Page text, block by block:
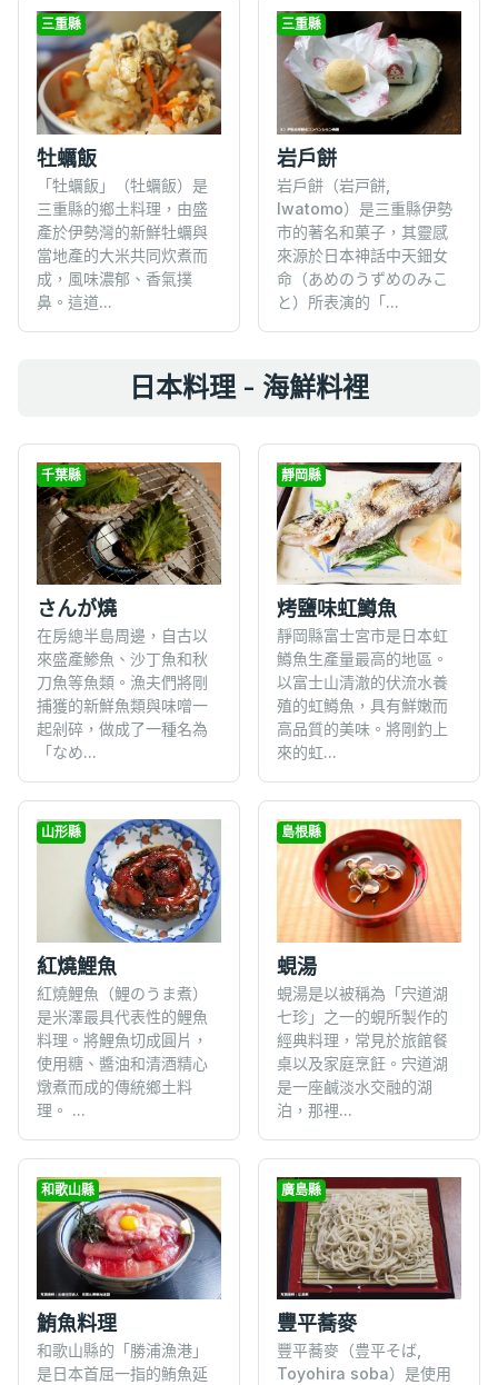
三重縣
牡蠣飯
「牡蠣飯」（牡蠣飯）是
三重縣的鄉土料理，由盛
產於伊勢灣的新鮮牡蠣與
當地產的大米共同炊煮而
成，風味濃郁、香氣撲
鼻。這道...
三重縣
岩戶餅
岩戶餅（岩戸餅,
Iwatomo）是三重縣伊勢
市的著名和菓子，其靈感
來源於日本神話中天鈿女
命（あめのうずめのみこ
と）所表演的「...
日本料理 - 海鮮料裡
千葉縣
さんが燒
在房總半島周邊，自古以
來盛產鯵魚、沙丁魚和秋
刀魚等魚類。漁夫們將剛
捕獲的新鮮魚類與味噌一
起剁碎，做成了一種名為
「なめ...
靜岡縣
烤鹽味虹鱒魚
靜岡縣富士宮市是日本虹
鱒魚生產量最高的地區。
以富士山清澈的伏流水養
殖的虹鱒魚，具有鮮嫩而
高品質的美味。將剛釣上
來的虹...
山形縣
紅燒鯉魚
紅燒鯉魚（鯉のうま煮）
是米澤最具代表性的鯉魚
料理。將鯉魚切成圓片，
使用糖、醬油和清酒精心
燉煮而成的傳統鄉土料
理。 ...
島根縣
蜆湯
蜆湯是以被稱為「宍道湖
七珍」之一的蜆所製作的
經典料理，常見於旅館餐
桌以及家庭烹飪。宍道湖
是一座鹹淡水交融的湖
泊，那裡...
和歌山縣
鮪魚料理
和歌山縣的「勝浦漁港」
是日本首屈一指的鮪魚延
廣島縣
豐平蕎麥
豐平蕎麥（豊平そば,
Toyohira soba）是使用